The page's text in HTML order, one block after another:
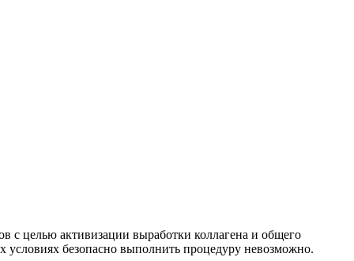
с целью активизации выработки коллагена и общего
безопасно выполнить процедуру невозможно.